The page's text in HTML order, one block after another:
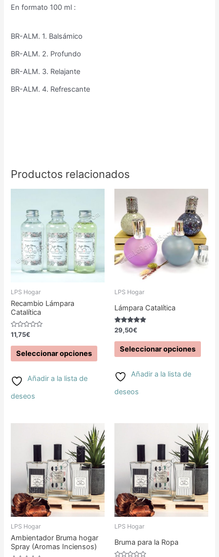
En formato 100 ml :
BR-ALM. 1. Balsámico
BR-ALM. 2. Profundo
BR-ALM. 3. Relajante
BR-ALM. 4. Refrescante
Productos relacionados
LPS Hogar
Recambio Lámpara
Catalítica
Valorado
con
0
de
11,75€
Seleccionar opciones
producto
múltiples
variantes.
opciones
elegir
producto
Añadir a la lista de
deseos
LPS Hogar
Lámpara Catalítica
Valorado
con
5.00
de 5
29,50€
Seleccionar opciones
tiene
elegir
Añadir a la lista de
deseos
LPS Hogar
Ambientador Bruma hogar
Spray (Aromas Inciensos)
Este
producto
tiene
múltiples
variantes.
Las
opciones
LPS Hogar
Bruma para la Ropa
Este
tiene
Las